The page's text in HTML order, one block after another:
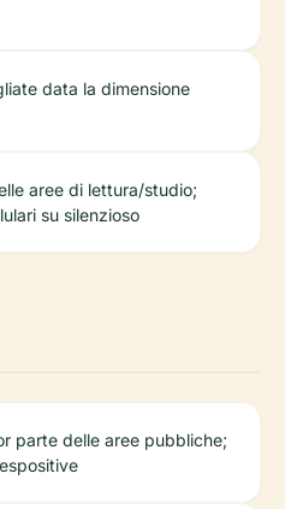
data la dimensione
aree di lettura/studio;
su silenzioso
parte delle aree pubbliche;